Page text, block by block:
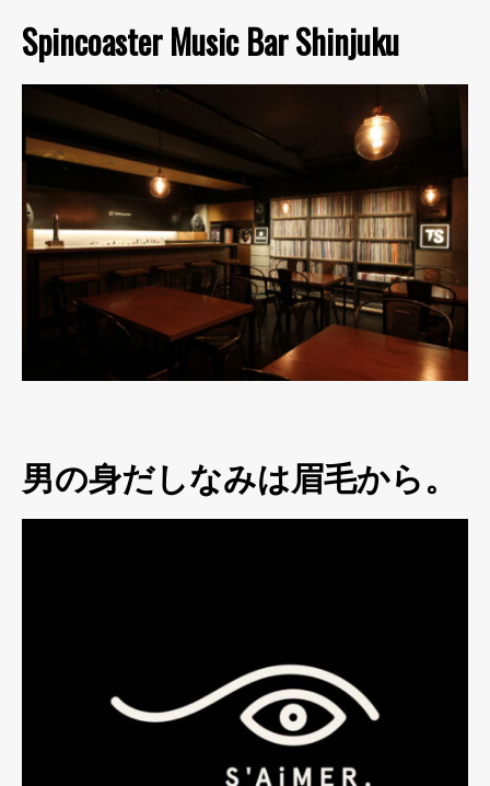
Spincoaster Music Bar Shinjuku
男の身だしなみは眉毛から。